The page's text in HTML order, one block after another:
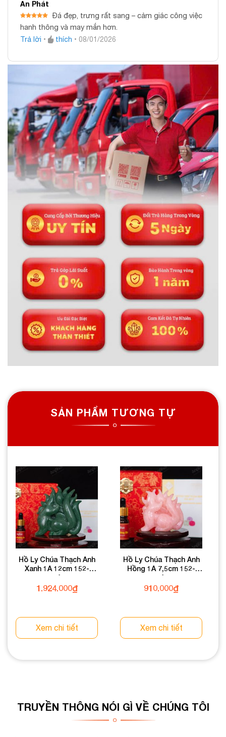
An Phát
Được xếp
hạng 5 5
Đá đẹp, trưng rất sang – cảm giác công việc
hanh thông và may mắn hơn.
Trả lời • thích • 08/01/2026
SẢN PHẨM TƯƠNG TỰ
Hồ Ly Chúa Thạch Anh
Xanh 1A 12cm 152-
0931A-12
1.924.000₫
Xem chi tiết
Hồ Ly Chúa Thạch Anh
Hồng 1A 7,5cm 152-
0761A-7,5
910.000₫
Xem chi tiết
TRUYỀN THÔNG NÓI GÌ VỀ CHÚNG TÔI